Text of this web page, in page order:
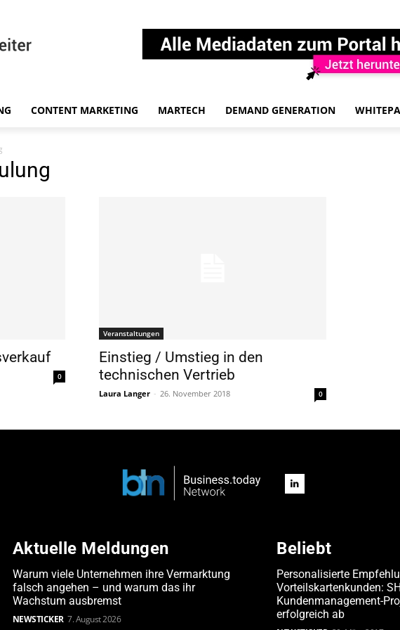
CONTENT MARKETING MARTECH DEMAND GENERATION
0
Veranstaltungen
Einstieg / Umstieg in den
technischen Vertrieb
Laura Langer - 26. November 2018 0
Aktuelle Meldungen
Warum viele Unternehmen ihre Vermarktung
falsch angehen – und warum das ihr
Wachstum ausbremst
NEWSTICKER 7. August 2026
Beliebt
Personalisierte
Vorteilskartenkunden:
Kundenmanagement-
erfolgreich ab